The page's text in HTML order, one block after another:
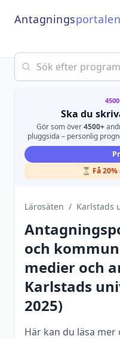
Antagningsportalen
Search
Ska du
Gör som över4500+
pluggsida – personlig
⏳ Få
Lärosäten / Karlstads
och
medier och
Karlstads
2025)
Här kan du läsa